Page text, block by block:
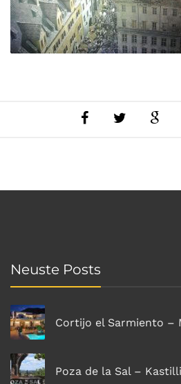
Neuste Posts
Cortijo el Sarmiento –
Poza de la Sal –